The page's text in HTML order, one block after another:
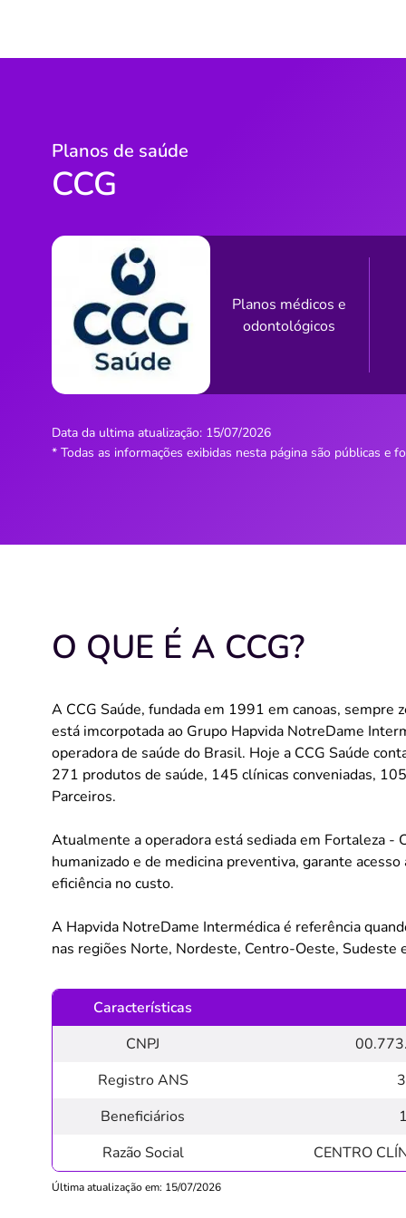
Planos de saúde
CCG
Planos médicos e
odontológicos
Data da ultima atualização: 15/07/2026
* Todas as informações exibidas nesta página são públicas e
O QUE É A CCG?
A CCG Saúde, fundada em 1991 em canoas, sempre
está imcorpotada ao Grupo Hapvida NotreDame
operadora de saúde do Brasil. Hoje a CCG Saúde
271 produtos de saúde, 145 clínicas conveniadas,
Parceiros.
Atualmente a operadora está sediada em Fortaleza -
humanizado e de medicina preventiva, garante
eficiência no custo.
A Hapvida NotreDame Intermédica é referência
nas regiões Norte, Nordeste, Centro-Oeste, Sudeste
Características
CNPJ
Registro ANS
Beneficiários
Razão Social
CENTRO
Última atualização em: 15/07/2026